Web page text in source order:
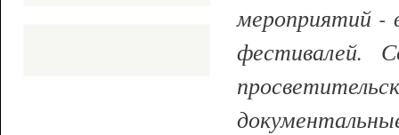
мероприятий -
фестивалей.